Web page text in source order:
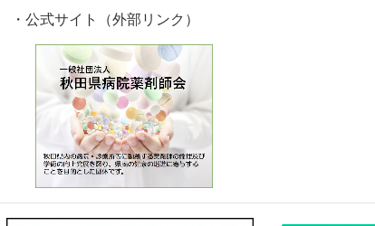
・公式サイト（外部リンク）